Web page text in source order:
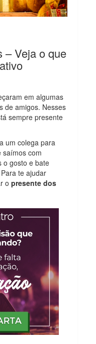
– Veja o que
em algumas
de amigos. Nesses
sempre presente
um colega para
saímos com
o gosto e bate
te ajudar
opresente dos